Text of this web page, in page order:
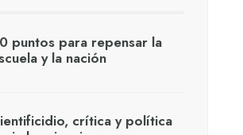
puntos para repensar la
y la nación
crítica y política